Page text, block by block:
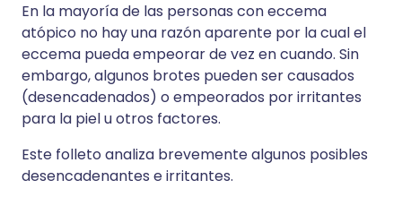
En la mayoría de las personas con eccema
atópico no hay una razón aparente por la cual el
eccema pueda empeorar de vez en cuando. Sin
embargo, algunos brotes pueden ser causados
(desencadenados) o empeorados por irritantes
para la piel u otros factores.
Este folleto analiza brevemente algunos posibles
desencadenantes e irritantes.